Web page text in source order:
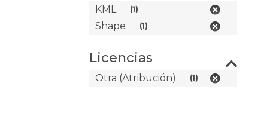
KML (1)
Shape (1)
Licencias
Otra (Atribución) (1)